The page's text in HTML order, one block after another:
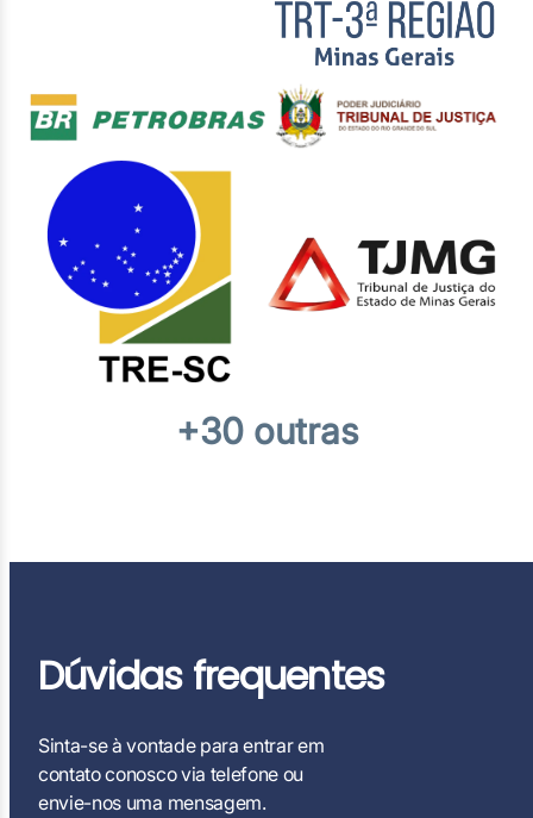
+30 outras
Dúvidas frequentes
Sinta-se à vontade para entrar em
contato conosco via telefone ou
envie-nos uma mensagem.